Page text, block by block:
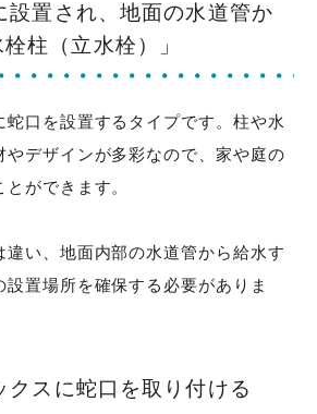
設置され、地面の水道管か
柱（立水栓）」
蛇口を設置するタイプです。柱や水
やデザインが多彩なので、家や庭の
ができます。
違い、地面内部の水道管から給水す
設置場所を確保する必要がありま
クスに蛇口を取り付ける